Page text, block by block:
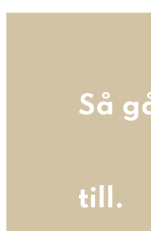
Så
till.